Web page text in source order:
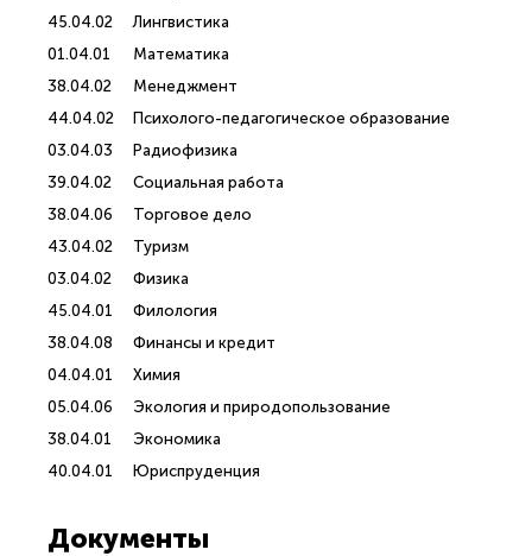
45.04.02
Лингвистика
01.04.01
Математика
38.04.02
Менеджмент
44.04.02
Психолого-педагогическое образование
03.04.03
Радиофизика
39.04.02
Социальная работа
38.04.06
Торговое дело
43.04.02
Туризм
03.04.02
Физика
45.04.01
Филология
38.04.08
Финансы и кредит
04.04.01
Химия
05.04.06
Экология и природопользование
38.04.01
Экономика
40.04.01
Юриспруденция
Документы